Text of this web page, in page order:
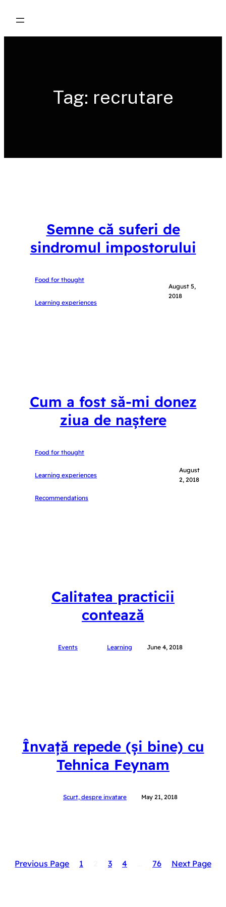
content
Tag: recrutare
Semne că suferi de
sindromul impostorului
Food for thought
Learning experiences
August 5,
2018
Cum a fost să-mi donez
ziua de naștere
Food for thought
Learning experiences
Recommendations
August
2, 2018
Calitatea practicii
contează
Events Learning June 4, 2018
Învață repede (și bine) cu
Tehnica Feynam
Scurt, despre invatare May 21, 2018
Previous Page 1 3 4 76 Next Page